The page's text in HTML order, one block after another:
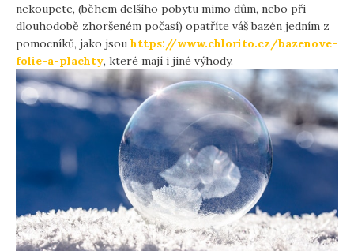
nekoupete, (během delšího pobytu mimo dům, nebo při
dlouhodobě zhoršeném počasí) opatříte váš bazén jedním z
pomocníků, jako jsou https://www.chlorito.cz/bazenove-
folie-a-plachty, které mají i jiné výhody.